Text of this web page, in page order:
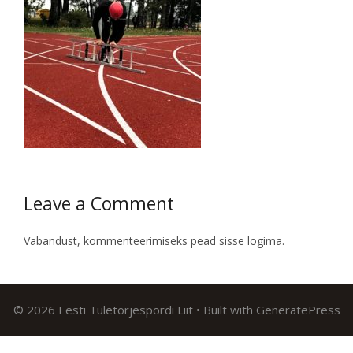
Leave a Comment
Vabandust, kommenteerimiseks pead sisse logima.
© 2026 Eesti Tuletõrjespordi Liit• Built with GeneratePress